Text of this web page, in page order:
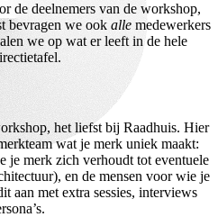
de deelnemers van de workshop,
bevragen we ook alle medewerkers
we op wat er leeft in de hele
het liefst bij Raadhuis. Hier
wat je merk uniek maakt:
je merk zich verhoudt tot eventuele
en de mensen voor wie je
aan met extra sessies, interviews